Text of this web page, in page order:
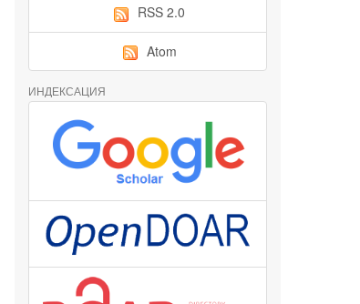
RSS 2.0
Atom
ИНДЕКСАЦИЯ